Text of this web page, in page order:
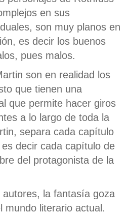
en sus
son muy planos en
es decir los buenos
pues malos.
son en realidad los
que tienen una
que permite hacer giros
a lo largo de toda la
separa cada capítulo
decir cada capítulo de
del protagonista de la
la fantasía goza
mundo literario actual.